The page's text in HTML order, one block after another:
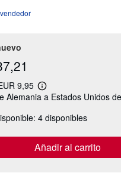
9,95
Más
información
las
tarifas
envío
Alemania a Estados Unidos
4 disponibles
Añadir al carrito